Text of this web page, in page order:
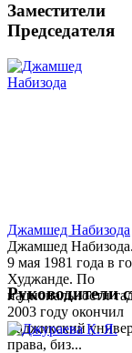
Заместители
Председателя
Джамшед Набизода
Джамшед
9 мая 1981 года в
Худжанде. По
национальности
2003 году окончил
Таджикский
права, биз...
Руководители